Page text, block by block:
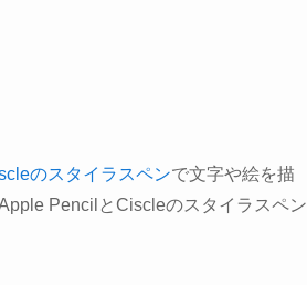
のスタイラスペンで文字や絵を描
PencilとCiscleのスタイラスペン